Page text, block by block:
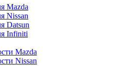
Mazda
Nissan
Datsun
Infiniti
Mazda
Nissan